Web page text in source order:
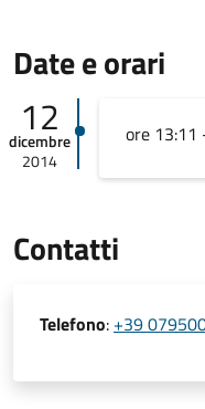
Date e orari
12
dicembre
2014
ore 13:11
Contatti
Telefono: +39